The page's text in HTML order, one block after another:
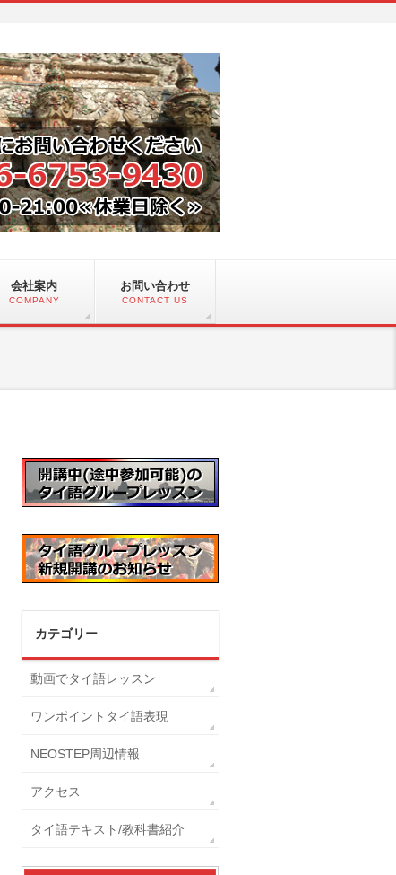
会社案内
COMPANY
お問い合わせ
CONTACT US
カテゴリー
動画でタイ語レッスン
ワンポイントタイ語表現
NEOSTEP周辺情報
アクセス
タイ語テキスト/教科書紹介